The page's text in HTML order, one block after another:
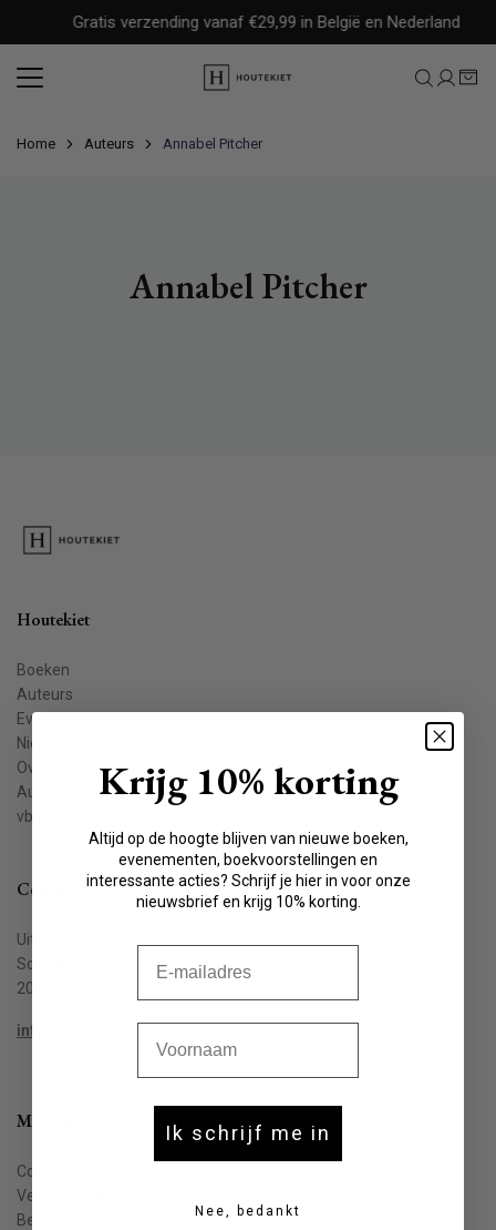
content
Gratis verzending vanaf €29,99 in België en Nederland
Home Auteurs Annabel Pitcher
Annabel Pitcher
Houtekiet
Boeken
Auteurs
Evenementen
Nieuws
Over ons
Auteur worden
vbkbelgie.be
Contact
Uitgeverij Houtekiet
Schaliënstraat 1, bus 11
2000 Antwerpen
info@houtekiet.be
Meer info
Contact
Veelgestelde vragen
Bestellen & leveren
Krijg 10% korting
Altijd op de hoogte blijven van nieuwe boeken,
evenementen, boekvoorstellingen en
interessante acties? Schrijf je hier in voor onze
nieuwsbrief en krijg 10% korting.
Ik schrijf me in
Nee, bedankt